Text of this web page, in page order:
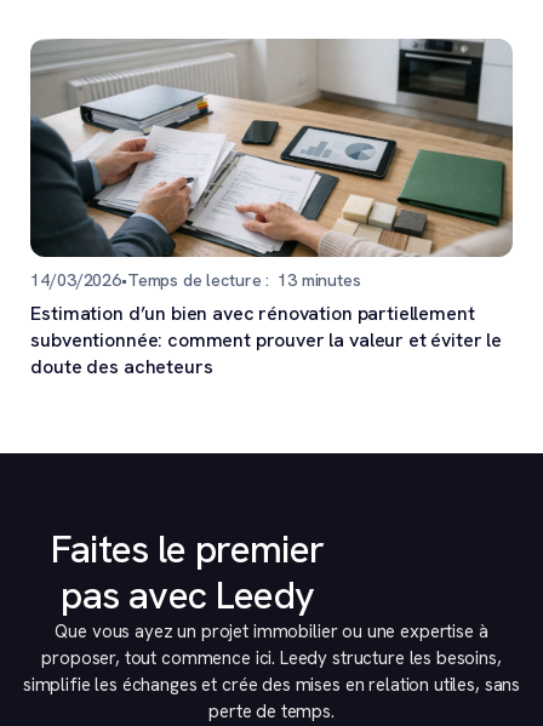
14/03/2026•Temps de lecture : 13minutes
Estimation d’un bien avec rénovation partiellement
subventionnée: comment prouver la valeur et éviter le
doute des acheteurs
Faites le premier
pas avec Leedy
Que vous ayez un projet immobilier ou une expertise à
proposer, tout commence ici. Leedy structure les besoins,
simplifie les échanges et crée des mises en relation utiles, sans
perte de temps.